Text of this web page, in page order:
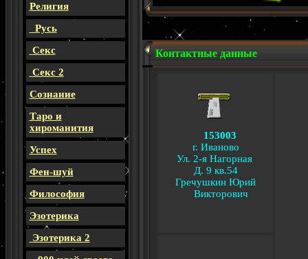
Религия
Русь
Секс
Секс 2
Сознание
Таро и
хироманития
Успех
Фен-шуй
Философия
Эзотерика
Эзотерика 2
Контактные данные
153003
г. Иваново
Ул. 2-я Нагорная
Д. 9 кв.54
Гречушкин Юрий
Викторович